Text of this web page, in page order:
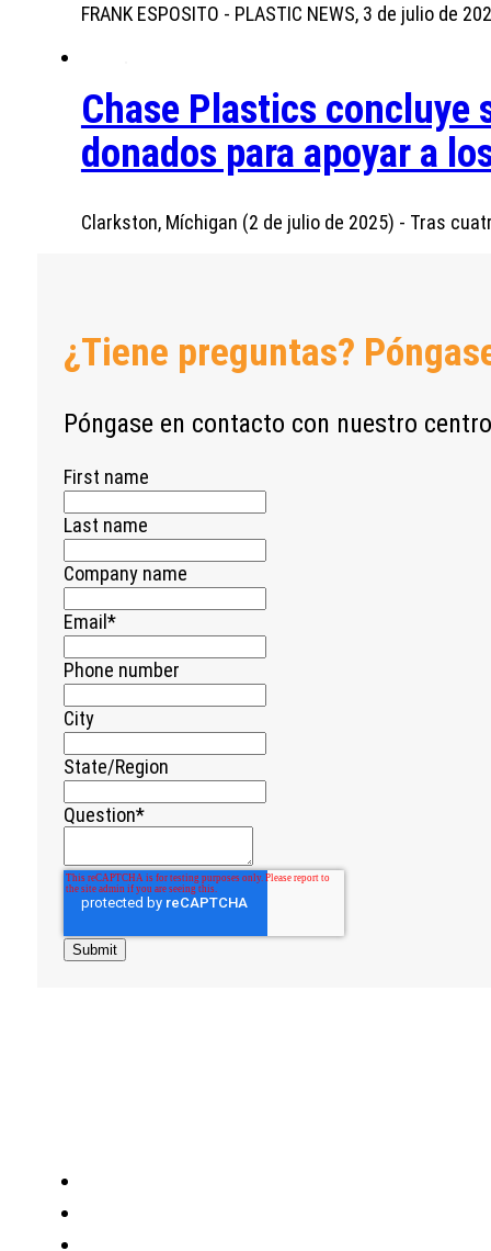
FRANK ESPOSITO - PLASTIC NEWS, 3 de julio
Chase Plastics concluye
donados para apoyar a
Clarkston, Míchigan (2 de julio de 2025) - Tras
¿Tiene preguntas?
Póngase en contacto con nuestro
First name
Last name
Company name
Email *
Phone number
City
State/Region
Question*